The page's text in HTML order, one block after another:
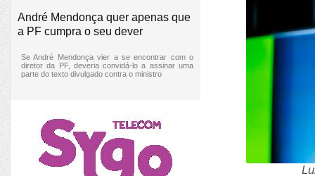
André Mendonça quer apenas que
a PF cumpra o seu dever
Se André Mendonça vier a se encontrar com o
diretor da PF, deveria convidá-lo a assinar uma
parte do texto divulgado contra o ministro